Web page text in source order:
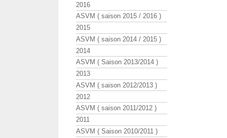
2016
ASVM ( saison 2015 / 2016 )
2015
ASVM ( saison 2014 / 2015 )
2014
ASVM ( Saison 2013/2014 )
2013
ASVM ( saison 2012/2013 )
2012
ASVM ( saison 2011/2012 )
2011
ASVM ( Saison 2010/2011 )